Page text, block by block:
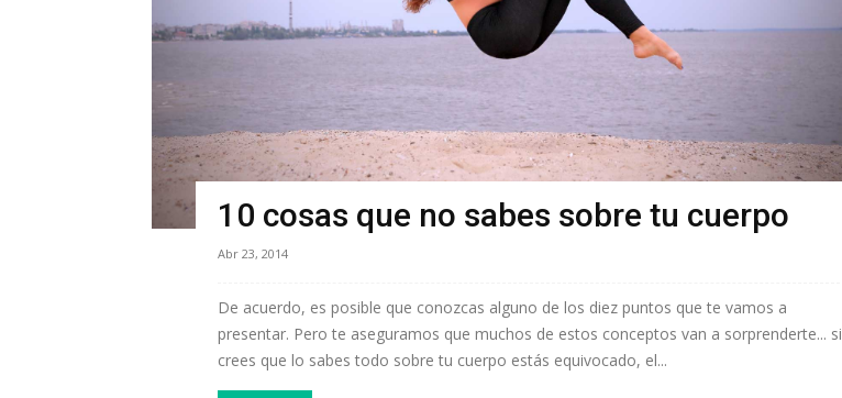
10 cosas que no sabes sobre tu cuerpo
Abr 23, 2014
De acuerdo, es posible que conozcas alguno de los diez puntos que te vamos a
presentar. Pero te aseguramos que muchos de estos conceptos van a sorprenderte... si
crees que lo sabes todo sobre tu cuerpo estás equivocado, el...